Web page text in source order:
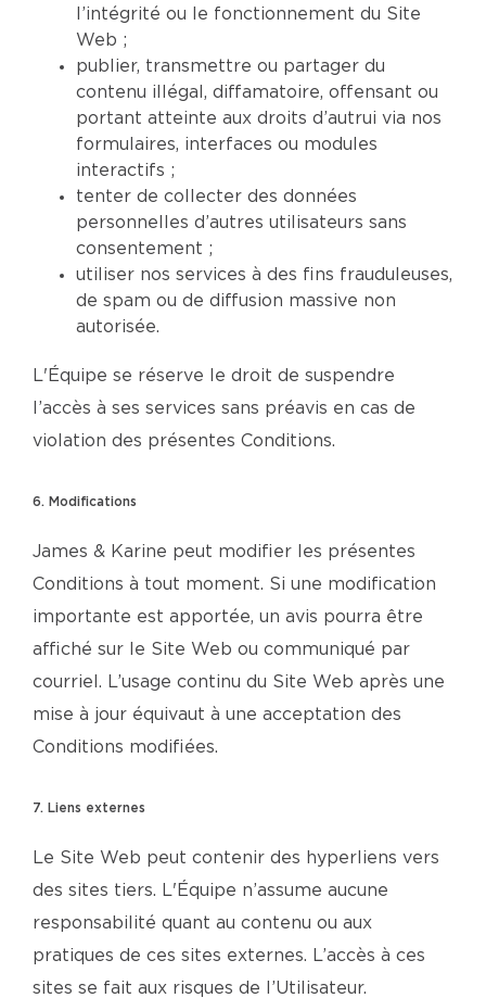
l’intégrité ou le fonctionnement du Site
Web ;
publier, transmettre ou partager du
contenu illégal, diffamatoire, offensant ou
portant atteinte aux droits d’autrui via nos
formulaires, interfaces ou modules
interactifs ;
tenter de collecter des données
personnelles d’autres utilisateurs sans
consentement ;
utiliser nos services à des fins frauduleuses,
de spam ou de diffusion massive non
autorisée.
L'Équipe se réserve le droit de suspendre
l’accès à ses services sans préavis en cas de
violation des présentes Conditions.
6. Modifications
James & Karine peut modifier les présentes
Conditions à tout moment. Si une modification
importante est apportée, un avis pourra être
affiché sur le Site Web ou communiqué par
courriel. L’usage continu du Site Web après une
mise à jour équivaut à une acceptation des
Conditions modifiées.
7. Liens externes
Le Site Web peut contenir des hyperliens vers
des sites tiers. L'Équipe n’assume aucune
responsabilité quant au contenu ou aux
pratiques de ces sites externes. L’accès à ces
sites se fait aux risques de l’Utilisateur.